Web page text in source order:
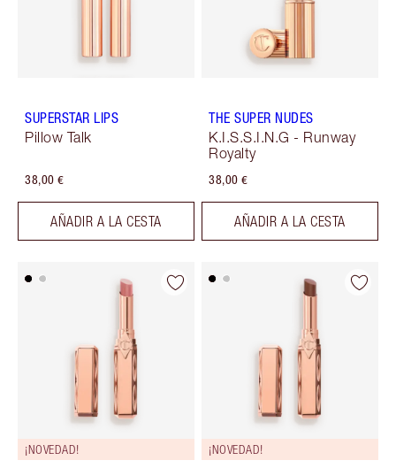
SUPERSTAR LIPS
Pillow Talk
38,00 €
AÑADIR A LA CESTA
THE SUPER NUDES
K.I.S.S.I.N.G - Runway
Royalty
38,00 €
AÑADIR A LA CESTA
¡NOVEDAD! ¡NOVEDAD!